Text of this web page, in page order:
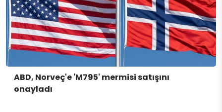
ABD, Norveç'e 'M795' mermisi satışını
onayladı